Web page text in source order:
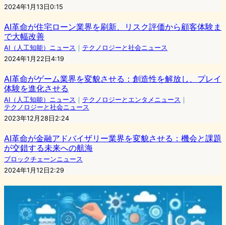
2024年1月13日0:15
AI革命が住宅ローン業界を刷新、リスク評価から顧客体験ま
で大幅改善
AI（人工知能）ニュース ｜ テクノロジーと社会ニュース
2024年1月22日4:19
AI革命がゲーム業界を変貌させる：創造性を解放し、プレイ
体験を進化させる
AI（人工知能）ニュース ｜ テクノロジーとエンタメニュース ｜
テクノロジーと社会ニュース
2023年12月28日2:24
AI革命が金融アドバイザリー業界を変貌させる：機会と課題
が交錯する未来への航海
ブロックチェーンニュース
2024年1月12日2:29